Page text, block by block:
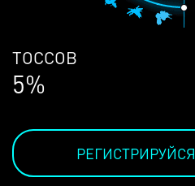
ЛЮДЕЙ
69%
РЕГИСТРИРУЙСЯ